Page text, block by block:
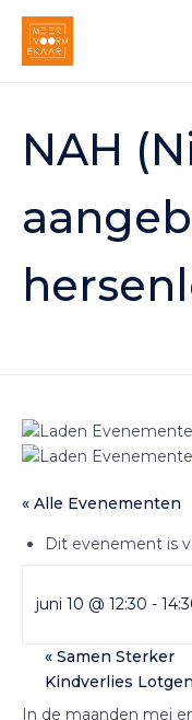
NAH
« Alle Evenementen
Dit evenement is
juni 10 @ 12:30 -
« Samen Sterker
Kindverlies
In de maanden mei